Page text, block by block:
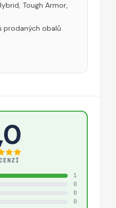
Tough Armor,
prodaných obalů
1
0
0
0